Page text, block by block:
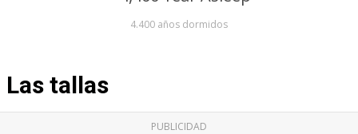
4.400 años dormidos
Las tallas
PUBLICIDAD